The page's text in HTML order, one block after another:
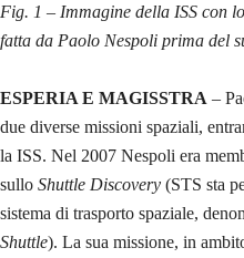
Fig. 1 – Immagine della ISS con
fatta da Paolo Nespoli prima del
ESPERIA E MAGISSTRA –
due diverse missioni spaziali,
la ISS. Nel 2007 Nespoli era
sullo Shuttle Discovery (STS sta
sistema di trasporto spaziale,
Shuttle). La sua missione, in